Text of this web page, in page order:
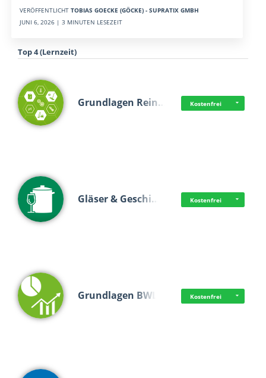
VERÖFFENTLICHT TOBIAS GOECKE (GÖCKE) - SUPRATIX GMBH
JUNI 6, 2026 | 3 MINUTEN LESEZEIT
Top 4 (Lernzeit)
Grundlagen Rein… Kostenfrei
Gläser & Geschi… Kostenfrei
Grundlagen BWL Kostenfrei